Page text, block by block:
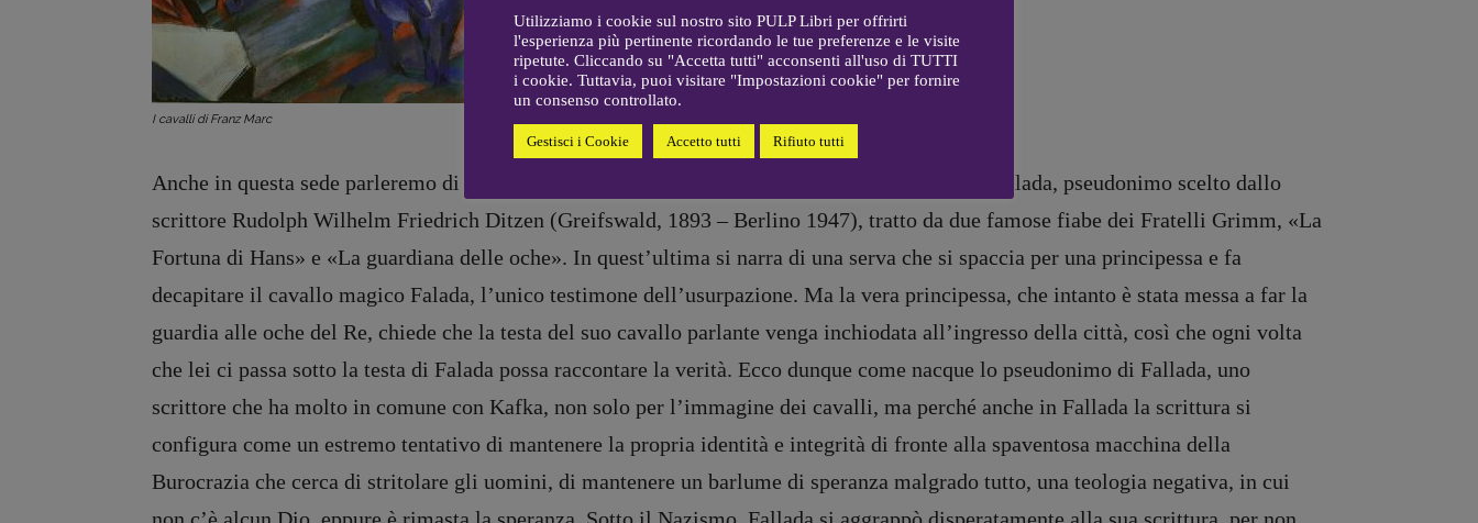
Tornare a Ballard
Valerio Evangelisti
Vampirismi
Zong!
recensioni:
Elio Grasso
[eliovoyager@gmail.com]
Coordinamento Primo Piano
[michielin.elisabetta@gmail.com]
[anna.dare.comunicazione@gmail.
Coordinamento Fumetti:
Fabio Malagnini
Coordinamento Pulp for kids e
social media:
[valentina.marcoli@gmail.com]
ARCHIVIO E AUTORI
I cavalli di Franz Marc
Anche in questa sede parleremo di un cavallo, o meglio di un uomo-cavallo; si tratta di Hans Fallada, pseudonimo scelto dallo
scrittore Rudolph Wilhelm Friedrich Ditzen (Greifswald, 1893 – Berlino 1947), tratto da due famose fiabe dei Fratelli Grimm, «La
Fortuna di Hans» e «La guardiana delle oche». In quest’ultima si narra di una serva che si spaccia per una principessa e fa
decapitare il cavallo magico Falada, l’unico testimone dell’usurpazione. Ma la vera principessa, che intanto è stata messa a far la
guardia alle oche del Re, chiede che la testa del suo cavallo parlante venga inchiodata all’ingresso della città, così che ogni volta
che lei ci passa sotto la testa di Falada possa raccontare la verità. Ecco dunque come nacque lo pseudonimo di Fallada, uno
scrittore che ha molto in comune con Kafka, non solo per l’immagine dei cavalli, ma perché anche in Fallada la scrittura si
configura come un estremo tentativo di mantenere la propria identità e integrità di fronte alla spaventosa macchina della
Burocrazia che cerca di stritolare gli uomini, di mantenere un barlume di speranza malgrado tutto, una teologia negativa, in cui
Utilizziamo i cookie sul nostro sito PULP Libri per offrirti
l'esperienza più pertinente ricordando le tue preferenze e le visite
ripetute. Cliccando su "Accetta tutti" acconsenti all'uso di TUTTI
i cookie. Tuttavia, puoi visitare "Impostazioni cookie" per fornire
un consenso controllato.
Gestisci i Cookie Accetto tutti Rifiuto tutti